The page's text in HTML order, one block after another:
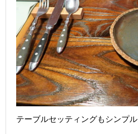
テーブルセッティングもシンプル